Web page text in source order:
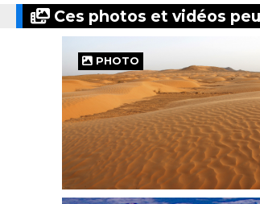
Ces photos et vidéos
PHOTO